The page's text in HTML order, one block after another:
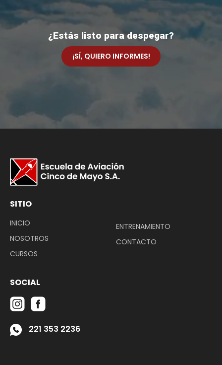
¿Estás listo para despegar?
¡SÍ, QUIERO INFORMES!
SITIO
INICIO
NOSOTROS
CURSOS
ENTRENAMIENTO
CONTACTO
SOCIAL
‭221 353 2236